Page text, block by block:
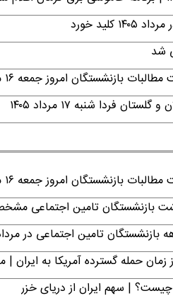
خورد
شد
امروز جمعه ۱۶ مرداد ۱۴۰۵
فردا شنبه ۱۷ مرداد ۱۴۰۵
امروز جمعه ۱۶ مرداد ۱۴۰۵
بازنشستگان تامین اجتماعی
تامین اجتماعی در مرداد
حمله گسترده آمریکا به ایران |
| سهم ایران از دریای خزر